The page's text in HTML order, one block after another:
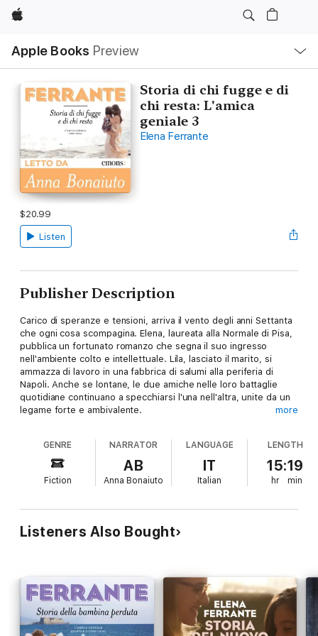
Apple
Apple Books Preview
Nav
Open
Menu
Storia di chi fugge e di
chi resta: L'amica
geniale 3
Elena Ferrante
$20.99
Listen
Publisher Description
Carico di speranze e tensioni, arriva il vento degli anni Settanta
che ogni cosa scompagina. Elena, laureata alla Normale di Pisa,
pubblica un fortunato romanzo che segna il suo ingresso
nell'ambiente colto e intellettuale. Lila, lasciato il marito, si
ammazza di lavoro in una fabbrica di salumi alla periferia di
Napoli. Anche se lontane, le due amiche nelle loro battaglie
quotidiane continuano a specchiarsi l'una nell'altra, unite da un
legame forte e ambivalente.
Terza parte della tetralogia "L'amica geniale".
more
GENRE
Fiction
NARRATOR
AB
Anna Bonaiuto
LANGUAGE
IT
Italian
LENGTH
15:19
hr min
Listeners Also Bought